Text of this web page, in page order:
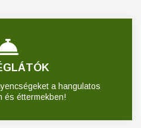
a hangulatos
és éttermekben!